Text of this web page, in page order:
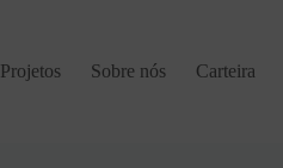
Projetos Sobre nós Carteira